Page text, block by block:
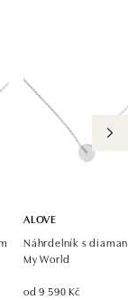
ALOVE
Náhrdelník s
My World
od 9 590 Kč